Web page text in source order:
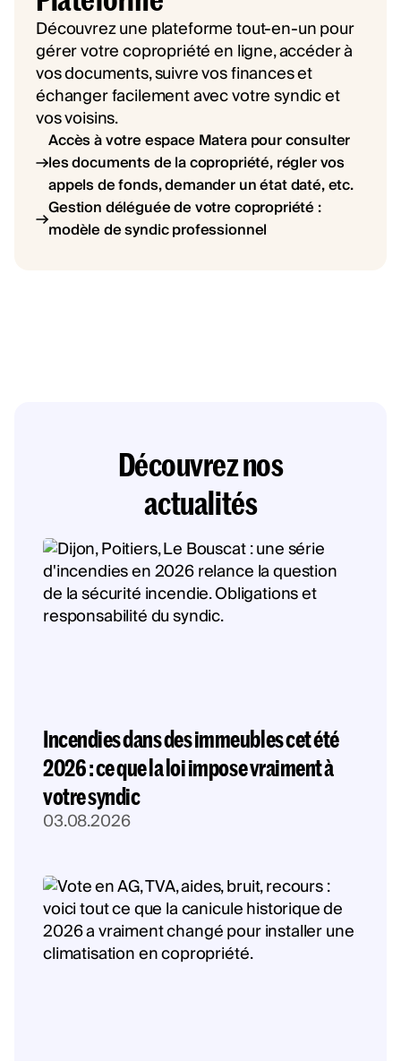
Découvrez une plateforme tout-en-un pour
gérer votre copropriété en ligne, accéder à
vos documents, suivre vos finances et
échanger facilement avec votre syndic et
vos voisins.
Accès à votre espace Matera pour consulter
les documents de la copropriété, régler vos
appels de fonds, demander un état daté, etc.
Gestion déléguée de votre copropriété :
modèle de syndic professionnel
Découvrez nos
actualités
Incendies dans des immeubles cet été
2026 : ce que la loi impose vraiment à
votre syndic
03.08.2026